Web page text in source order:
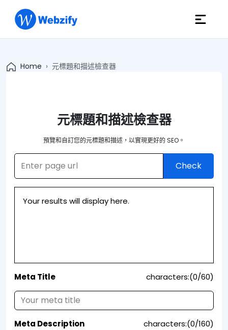
Home 元標題和描述檢查器
元標題和描述檢查器
預覽和自訂您的元標題和描述，以實現更好的 SEO。
Check
Your results will display here.
Meta Title characters:(0/60)
Meta Description characters:(0/160)